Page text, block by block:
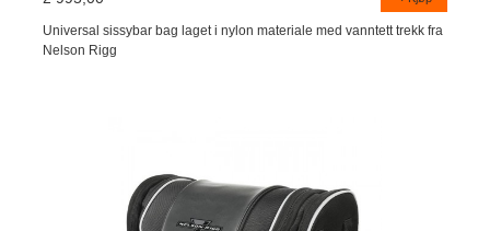
Universal sissybar bag laget i nylon materiale med vanntett trekk fra
Nelson Rigg